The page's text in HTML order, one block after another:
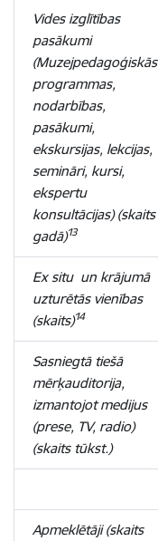
Vides izglītības
pasākumi
(Muzejpedagoģiskās
programmas,
nodarbības,
pasākumi,
ekskursijas, lekcijas,
semināri, kursi,
ekspertu
konsultācijas) (skaits
gadā)13
Ex situ un krājumā
uzturētās vienības
(skaits)14
Sasniegtā tiešā
mērķauditorija,
izmantojot medijus
(prese, TV, radio)
(skaits tūkst.)
Apmeklētāji (skaits